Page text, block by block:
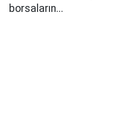
borsaların...